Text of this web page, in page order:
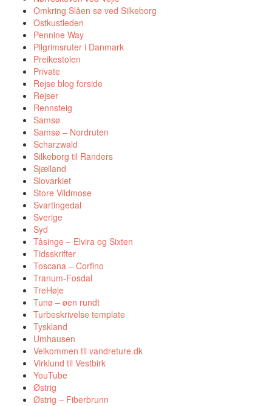
Omkring Slåen sø ved Silkeborg
Ostkustleden
Pennine Way
Pilgrimsruter i Danmark
Preikestolen
Private
Rejse blog forside
Rejser
Rennsteig
Samsø
Samsø – Nordruten
Scharzwald
Silkeborg til Randers
Sjælland
Slovarkiet
Store Vildmose
Svartingedal
Sverige
Syd
Tåsinge – Elvira og Sixten
Tidsskrifter
Toscana – Corfino
Tranum-Fosdal
TreHøje
Tunø – øen rundt
Turbeskrivelse template
Tyskland
Umhausen
Velkommen til vandreture.dk
Virklund til Vestbirk
YouTube
Østrig
Østrig – Fiberbrunn